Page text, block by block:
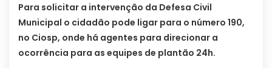
Para solicitar a intervenção da Defesa Civil
Municipal o cidadão pode ligar para o número 190,
no Ciosp, onde há agentes para direcionar a
ocorrência para as equipes de plantão 24h.